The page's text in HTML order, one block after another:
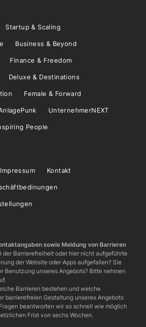
Startup & Scaling
Business & Beyond
Finance & Freedom
Deluxe & Destinations
Female & Forward
UnternehmerNEXT
People
Impressum Kontakt
sowie Meldung von Barrieren
der Barrierefreiheit oder hier nicht aufgeführte
der Website oder Apps aufgefallen? Sie
Benutzung unseres Angebots? Bitte nehmen
Barrieren bestehen und welche
barrierefreien Gestaltung unseres Angebots
beantworten wir so schnell wie möglich
Frist von sechs Wochen.